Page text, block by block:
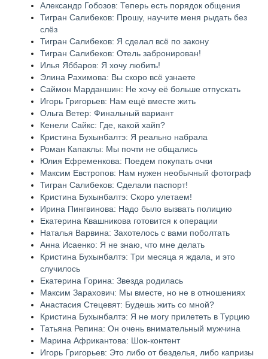
Александр Гобозов: Теперь есть порядок общения
Тигран Салибеков: Прошу, научите меня рыдать без
слёз
Тигран Салибеков: Я сделал всё по закону
Тигран Салибеков: Отель забронирован!
Илья Яббаров: Я хочу любить!
Элина Рахимова: Вы скоро всё узнаете
Саймон Марданшин: Не хочу её больше отпускать
Игорь Григорьев: Нам ещё вместе жить
Ольга Ветер: Финальный вариант
Кенели Сайкс: Где, какой хайп?
Кристина Бухынбалтэ: Я реально набрала
Роман Капаклы: Мы почти не общались
Юлия Ефременкова: Поедем покупать очки
Максим Евстропов: Нам нужен необычный фотограф
Тигран Салибеков: Сделали паспорт!
Кристина Бухынбалтэ: Скоро улетаем!
Ирина Пингвинова: Надо было вызвать полицию
Екатерина Квашникова готовится к операции
Наталья Варвина: Захотелось с вами поболтать
Анна Исаенко: Я не знаю, что мне делать
Кристина Бухынбалтэ: Три месяца я ждала, и это
случилось
Екатерина Горина: Звезда родилась
Максим Зарахович: Мы вместе, но не в отношениях
Анастасия Стецевят: Будешь жить со мной?
Кристина Бухынбалтэ: Я не могу прилететь в Турцию
Татьяна Репина: Он очень внимательный мужчина
Марина Африкантова: Шок-контент
Игорь Григорьев: Это либо от безделья, либо капризы